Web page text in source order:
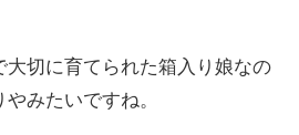
大切に育てられた箱入り娘なの
みたいですね。